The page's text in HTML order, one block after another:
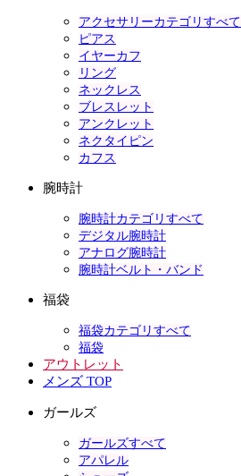
アクセサリーカテゴリすべて
ピアス
イヤーカフ
リング
ネックレス
ブレスレット
アンクレット
ネクタイピン
カフス
腕時計
腕時計カテゴリすべて
デジタル腕時計
アナログ腕時計
腕時計ベルト・バンド
福袋
福袋カテゴリすべて
福袋
アウトレット
メンズ TOP
ガールズ
ガールズすべて
アパレル